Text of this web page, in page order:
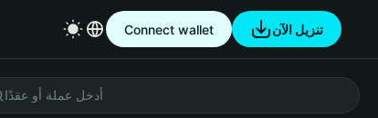
Connect wallet تنزيل الآن